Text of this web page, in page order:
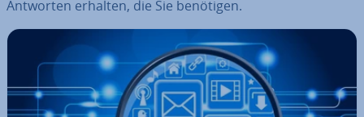
Antworten erhalten, die Sie benötigen.